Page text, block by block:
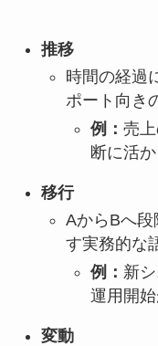
推移
時間の経過
ポート向き
例： 売
断に活か
移行
AからBへ
す実務的な
例： 新
運用開始
変動